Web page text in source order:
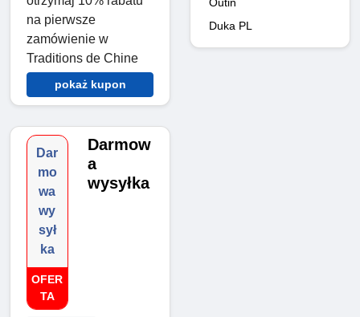
na pierwsze
zamówienie w
Traditions de Chine
pokaż kupon
Dar
mo
wa
wy
sył
ka
OFER
TA
Darmow
a
wysyłka
Duka PL